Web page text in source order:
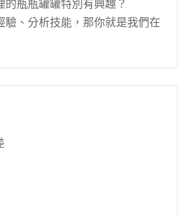
瓶瓶罐罐特別有興趣？
驗、分析技能，那你就是我們在